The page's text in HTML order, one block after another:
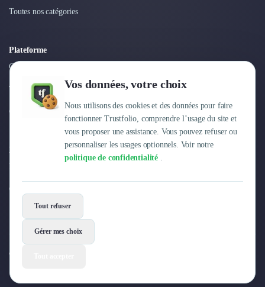
Vos données, votre choix
Nous utilisons des cookies et des données pour faire
fonctionner Trustfolio, comprendre l’usage du site et
vous proposer une assistance. Vous pouvez refuser ou
personnaliser les usages optionnels. Voir notre
politique de confidentialité .
Tout refuser
Gérer mes choix
Toutes nos catégories
Plateforme
Connexion
Tarifs
Centre d'aide
Entreprise
Pourquoi Trustfolio ?
Offres d'emploi
© 2026 Trustfolio. Tous droits réservés.